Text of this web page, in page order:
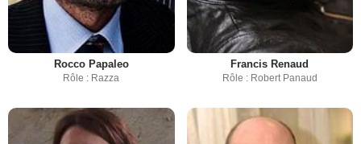
Rocco Papaleo
Rôle : Razza
Francis Renaud
Rôle : Robert Panaud